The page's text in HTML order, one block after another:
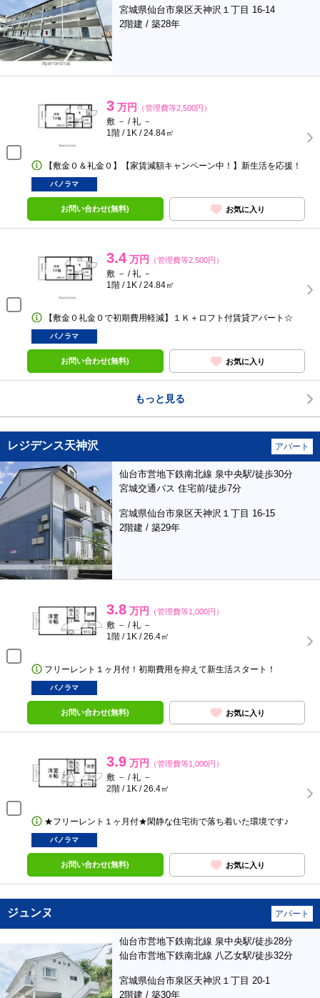
宮城県仙台市泉区天神沢１丁目 16-14
2階建 / 築28年
3 万円 （管理費等2,500円）
敷 － / 礼 －
1階 / 1K / 24.84㎡
【敷金０＆礼金０】【家賃減額キャンペーン中！】新生活を応援！
パノラマ
お問い合わせ(無料) お気に入り
3.4 万円 （管理費等2,500円）
敷 － / 礼 －
1階 / 1K / 24.84㎡
【敷金０礼金０で初期費用軽減】１Ｋ＋ロフト付賃貸アパート☆
パノラマ
お問い合わせ(無料) お気に入り
もっと見る
レジデンス天神沢 アパート
仙台市営地下鉄南北線 泉中央駅/徒歩30分
宮城交通バス 住宅前/徒歩7分
宮城県仙台市泉区天神沢１丁目 16-15
2階建 / 築29年
3.8 万円 （管理費等1,000円）
敷 － / 礼 －
1階 / 1K / 26.4㎡
フリーレント１ヶ月付！初期費用を抑えて新生活スタート！
パノラマ
お問い合わせ(無料) お気に入り
3.9 万円 （管理費等1,000円）
敷 － / 礼 －
2階 / 1K / 26.4㎡
★フリーレント１ヶ月付★閑静な住宅街で落ち着いた環境です♪
パノラマ
お問い合わせ(無料) お気に入り
ジュンヌ アパート
仙台市営地下鉄南北線 泉中央駅/徒歩28分
仙台市営地下鉄南北線 八乙女駅/徒歩32分
宮城県仙台市泉区天神沢１丁目 20-1
2階建 / 築30年